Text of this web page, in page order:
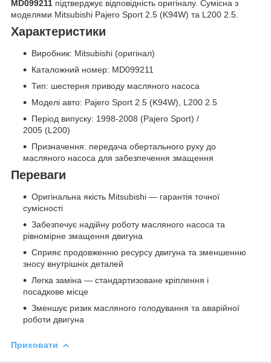
MD099211 підтверджує відповідність оригіналу. Сумісна з
моделями Mitsubishi Pajero Sport 2.5 (K94W) та L200 2.5.
Характеристики
Виробник: Mitsubishi (оригінал)
Каталожний номер: MD099211
Тип: шестерня приводу масляного насоса
Моделі авто: Pajero Sport 2.5 (K94W), L200 2.5
Період випуску: 1998-2008 (Pajero Sport) /
2005 (L200)
Призначення: передача обертального руху до
масляного насоса для забезпечення змащення
Переваги
Оригінальна якість Mitsubishi — гарантія точної
сумісності
Забезпечує надійну роботу масляного насоса та
рівномірне змащення двигуна
Сприяє продовженню ресурсу двигуна та зменшенню
зносу внутрішніх деталей
Легка заміна — стандартизоване кріплення і
посадкове місце
Зменшує ризик масляного голодування та аварійної
роботи двигуна
Приховати